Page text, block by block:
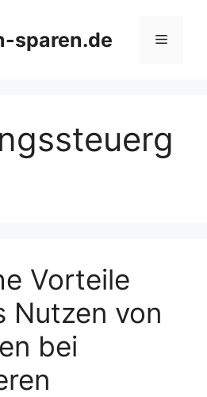
sparen.de Menü
Vorteile
Nutzen von
bei